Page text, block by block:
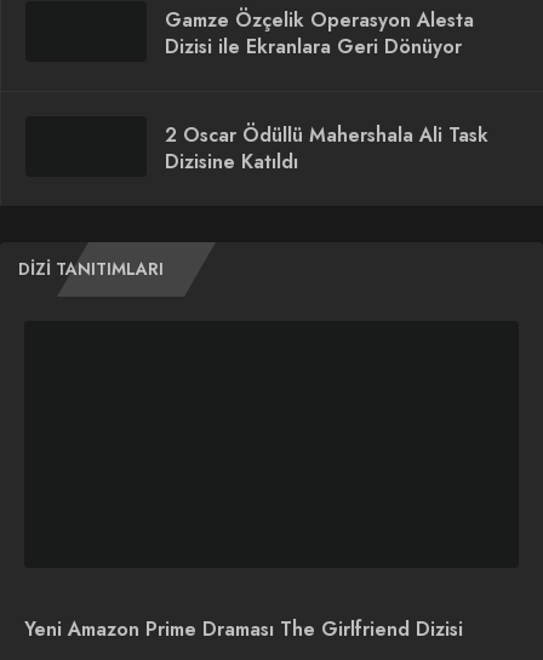
Gamze Özçelik Operasyon Alesta
Dizisi ile Ekranlara Geri Dönüyor
2 Oscar Ödüllü Mahershala Ali Task
Dizisine Katıldı
DIZI TANITIMLARI
Yeni Amazon Prime Draması The Girlfriend Dizisi